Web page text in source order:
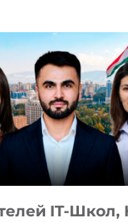
IT-Школ,